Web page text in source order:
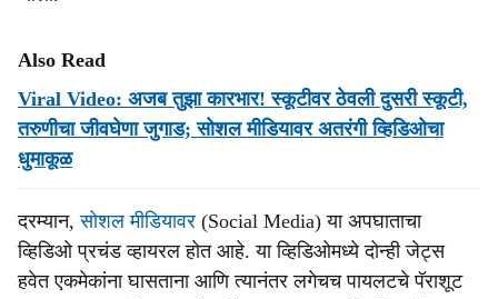
Also Read
Viral Video: अजब तुझा कारभार! स्कूटीवर ठेवली दुसरी स्कूटी,
तरुणीचा जीवघेणा जुगाड; सोशल मीडियावर अतरंगी व्हिडिओचा
धुमाकूळ
दरम्यान,सोशल मीडियावर (Social Media) या अपघाताचा
व्हिडिओ प्रचंड व्हायरल होत आहे. या व्हिडिओमध्ये दोन्ही जेट्स
हवेत एकमेकांना घासताना आणि त्यानंतर लगेचच पायलटचे पॅराशूट